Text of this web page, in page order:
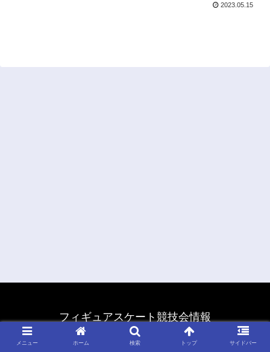
2023.05.15
フィギュアスケート競技会情報
© 2011 フィギュアスケート競技会情報.
メニュー ホーム 検索 トップ サイドバー